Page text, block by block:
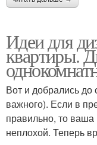
Идеи для
квартиры.
Вот и добрались до
важного). Если в
правильно, то ваша
неплохой. Теперь